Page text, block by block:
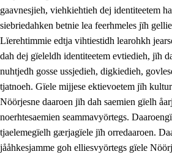
gaavnesjieh, viehkiehtieh dej identiteetem
siebriedahken betnie lea feerhmeles jïh
Lïerehtimmie edtja vihtiestidh learohkh
dah dej gïeleldh identiteetem evtiedieh, jïh
nuhtjedh gosse ussjedieh, digkiedieh,
tjatnoeh. Gïele mijjese ektievoetem jïh
Nöörjesne daaroen jïh dah saemien gïelh
noerhtesaemien seammavyörtegs.
tjaelemegïelh gærjagïele jïh orredaaroen.
jååhkesjamme goh elliesvyörtegs gïele